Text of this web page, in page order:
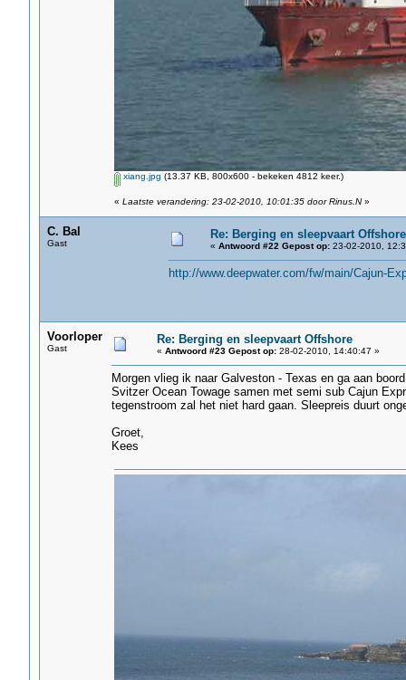
xiang.jpg (13.37 KB, 800x600 - bekeken 4812 keer.)
« Laatste verandering: 23-02-2010, 10:01:35 door Rinus.N»
C. Bal
Gast
Re: Berging en sleepvaart Offshore
« Antwoord #22 Gepost op:23-02-2010,
http://www.deepwater.com/fw/main/Cajun-
Voorloper
Gast
Re: Berging en sleepvaart Offshore
« Antwoord #23 Gepost op:28-02-2010, 14:40:47 »
Morgen vlieg ik naar Galveston - Texas en ga aan
Svitzer Ocean Towage samen met semi sub Cajun
tegenstroom zal het niet hard gaan. Sleepreis duurt
Groet,
Kees